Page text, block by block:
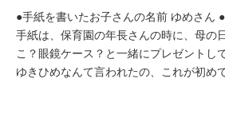
●手紙を書いたお子さんの名前 ゆめさん
手紙は、保育園の年長さんの時に、母の
こ？眼鏡ケース？と一緒にプレゼントし
ゆきひめなんて言われたの、これが初め